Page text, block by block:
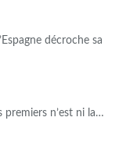
décroche sa
premiers n’est ni la…